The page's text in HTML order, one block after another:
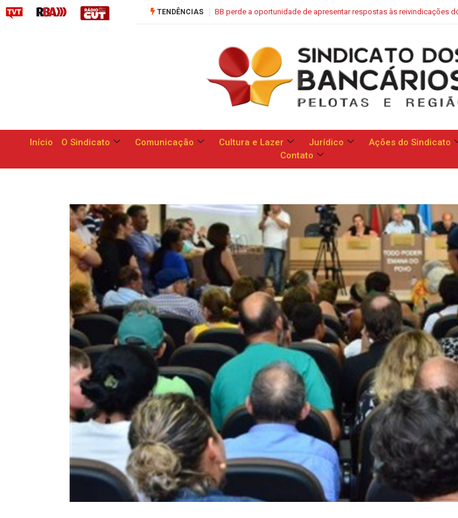
TENDÊNCIAS
de apresentar respostas às reivindicações dos trabalhadores Saúde Caixa: Banco apresenta proposta que
Início O Sindicato Comunicação Cultura e Lazer Jurídico Ações do Sindicato
Contato